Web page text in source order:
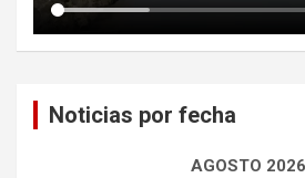
Noticias por fecha
AGOSTO 2026